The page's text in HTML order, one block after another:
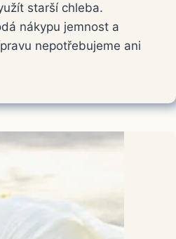
starší chleba.
nákypu jemnost a
nepotřebujeme ani